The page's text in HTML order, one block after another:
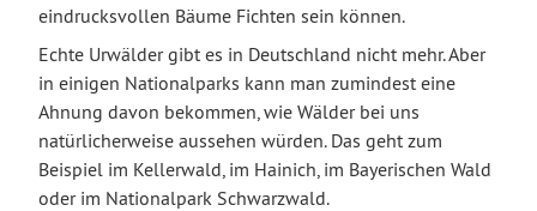
eindrucksvollen Bäume Fichten sein können.
Echte Urwälder gibt es in Deutschland nicht mehr. Aber
in einigen Nationalparks kann man zumindest eine
Ahnung davon bekommen, wie Wälder bei uns
natürlicherweise aussehen würden. Das geht zum
Beispiel im Kellerwald, im Hainich, im Bayerischen Wald
oder im Nationalpark Schwarzwald.